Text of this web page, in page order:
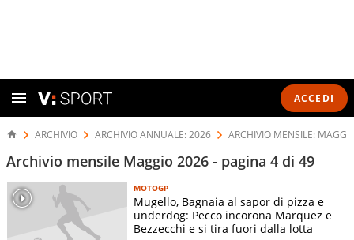
ACCEDI
ARCHIVIO ARCHIVIO ANNUALE: 2026 ARCHIVIO MENSILE:
Archivio mensile Maggio 2026 - pagina 4 di 49
MOTOGP
Mugello, Bagnaia al sapor di pizza e
underdog: Pecco incorona Marquez e
Bezzecchi e si tira fuori dalla lotta